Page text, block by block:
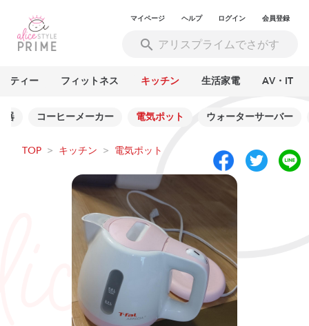
マイページ ヘルプ ログイン 会員登録
ティー フィットネス キッチン 生活家電 AV・IT
器 コーヒーメーカー 電気ポット ウォーターサーバー
TOP > キッチン > 電気ポット